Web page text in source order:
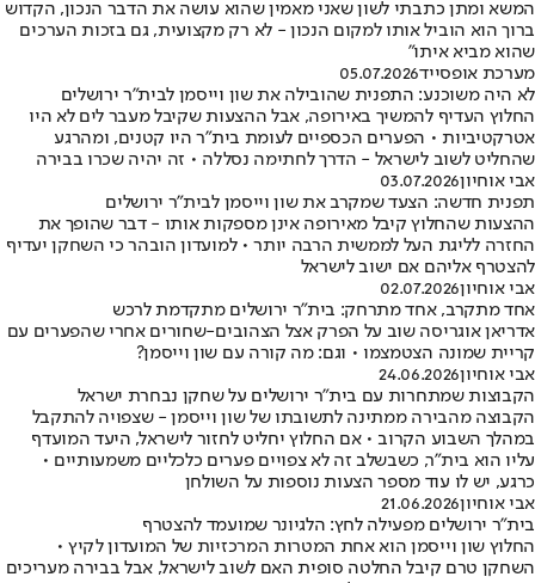
המשא ומתן כתבתי לשון שאני מאמין שהוא עושה את הדבר הנכון, הקדוש
ברוך הוא הוביל אותו למקום הנכון - לא רק מקצועית, גם בזכות הערכים
שהוא מביא איתו״
מערכת אופסייד05.07.2026
לא היה משוכנע: התפנית שהובילה את שון וייסמן לבית"ר ירושלים
החלוץ העדיף להמשיך באירופה, אבל ההצעות שקיבל מעבר לים לא היו
אטרקטיביות • הפערים הכספיים לעומת בית"ר היו קטנים, ומהרגע
שהחליט לשוב לישראל - הדרך לחתימה נסללה • זה יהיה שכרו בבירה
אבי אוחיון03.07.2026
תפנית חדשה: הצעד שמקרב את שון וייסמן לבית"ר ירושלים
ההצעות שהחלוץ קיבל מאירופה אינן מספקות אותו - דבר שהופך את
החזרה לליגת העל לממשית הרבה יותר • למועדון הובהר כי השחקן יעדיף
להצטרף אליהם אם ישוב לישראל
אבי אוחיון02.07.2026
אחד מתקרב, אחד מתרחק: בית"ר ירושלים מתקדמת לרכש
אדריאן אוגריסה שוב על הפרק אצל הצהובים-שחורים אחרי שהפערים עם
קריית שמונה הצטמצמו • וגם: מה קורה עם שון וייסמן?
אבי אוחיון24.06.2026
הקבוצות שמתחרות עם בית"ר ירושלים על שחקן נבחרת ישראל
הקבוצה מהבירה ממתינה לתשובתו של שון וייסמן - שצפויה להתקבל
במהלך השבוע הקרוב • אם החלוץ יחליט לחזור לישראל, היעד המועדף
עליו הוא בית"ר, כשבשלב זה לא צפויים פערים כלכליים משמעותיים •
כרגע, יש לו עוד מספר הצעות נוספות על השולחן
אבי אוחיון21.06.2026
בית"ר ירושלים מפעילה לחץ: הלגיונר שמועמד להצטרף
החלוץ שון וייסמן הוא אחת המטרות המרכזיות של המועדון לקיץ •
השחקן טרם קיבל החלטה סופית האם לשוב לישראל, אבל בבירה מעריכים